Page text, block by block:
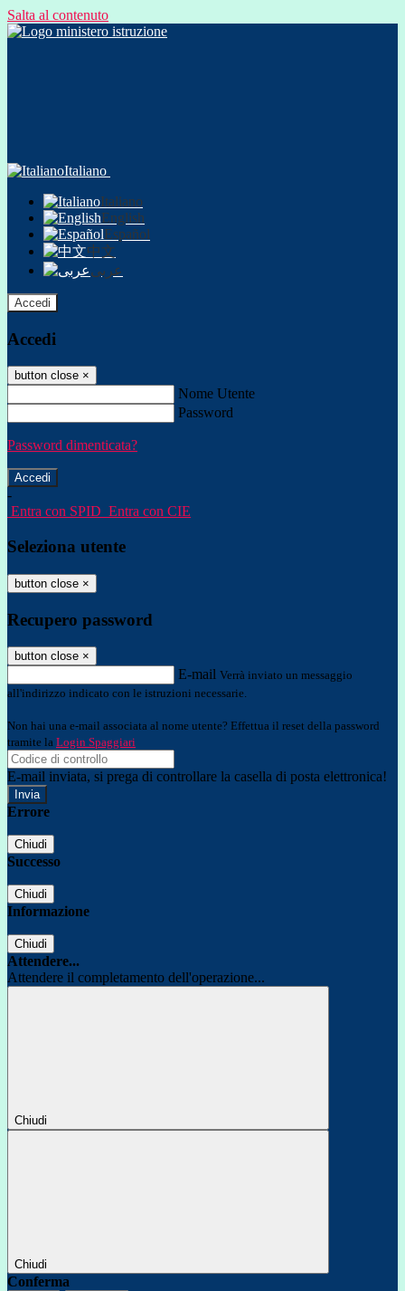
Salta al contenuto
Italiano
Italiano
English
Español
中文
عربى
Accedi
Accedi
button close ×
Nome Utente
Password
Password dimenticata?
-
Entra con SPID Entra con CIE
Seleziona utente
button close ×
Recupero password
button close ×
E-mail Verrà inviato un messaggio
all'indirizzo indicato con le istruzioni necessarie.
Non hai una e-mail associata al nome utente? Effettua il reset della password
tramite la Login Spaggiari
E-mail inviata, si prega di controllare la casella di posta elettronica!
Errore
Chiudi
Successo
Chiudi
Informazione
Chiudi
Attendere...
Attendere il completamento dell'operazione...
Chiudi
Chiudi
Conferma